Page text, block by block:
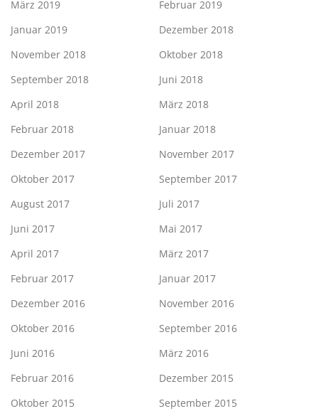
März 2019
Februar 2019
Januar 2019
Dezember 2018
November 2018
Oktober 2018
September 2018
Juni 2018
April 2018
März 2018
Februar 2018
Januar 2018
Dezember 2017
November 2017
Oktober 2017
September 2017
August 2017
Juli 2017
Juni 2017
Mai 2017
April 2017
März 2017
Februar 2017
Januar 2017
Dezember 2016
November 2016
Oktober 2016
September 2016
Juni 2016
März 2016
Februar 2016
Dezember 2015
Oktober 2015
September 2015